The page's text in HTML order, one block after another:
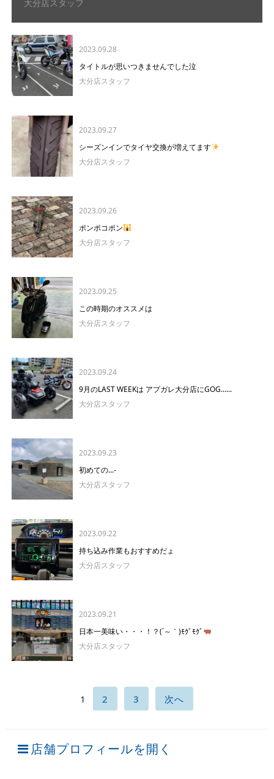
大分店スタッフ
2023.09.28
タイトルが思いつきませんでした泣
大分店スタッフ
2023.09.27
シーズンインでタイヤ交換が増えてます
大分店スタッフ
2023.09.26
ポンポコポン
大分店スタッフ
2023.09.25
この時期のオススメは
大分店スタッフ
2023.09.24
9月のLAST WEEKは アプガレ大分店にGOG......
大分店スタッフ
2023.09.23
初めての…-
大分店スタッフ
2023.09.22
持ち込み作業もおすすめだょ
大分店スタッフ
2023.09.21
日本一美味い・・・！？(´～｀)ﾓｸﾞﾓｸﾞ
大分店スタッフ
1 2 3 次へ
店舗プロフィールを開く